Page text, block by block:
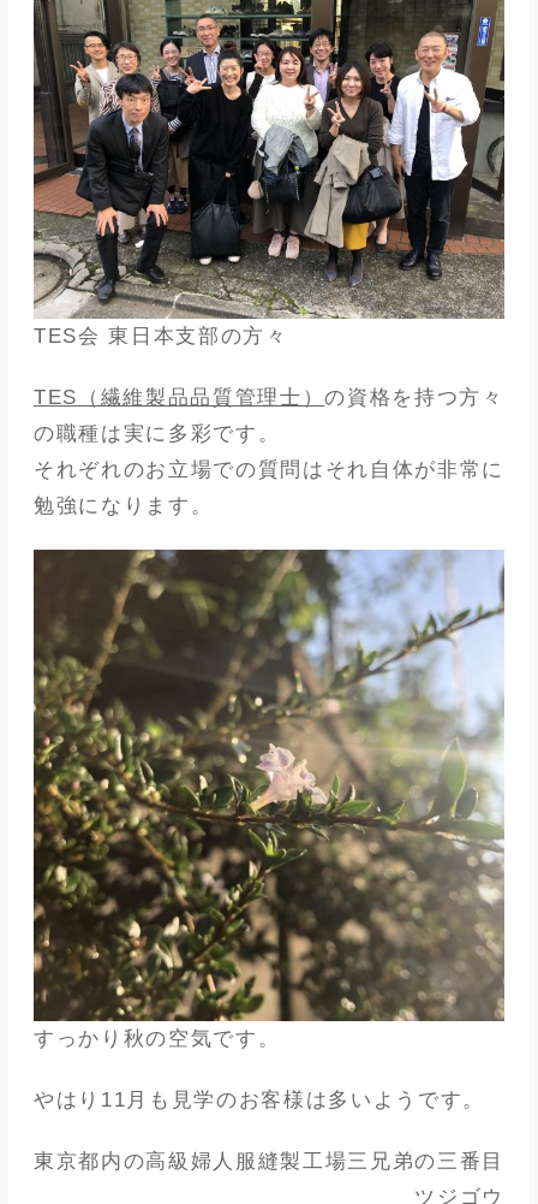
TES会 東日本支部の方々
TES（繊維製品品質管理士）の資格を持つ方々
の職種は実に多彩です。
それぞれのお立場での質問はそれ自体が非常に
勉強になります。
すっかり秋の空気です。
やはり11月も見学のお客様は多いようです。
東京都内の高級婦人服縫製工場三兄弟の三番目
ツジゴウ